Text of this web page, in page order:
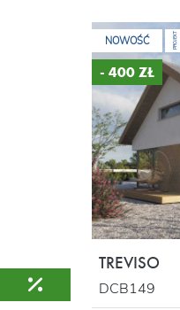
NOWOŚĆ PROJEKT
- 400 ZŁ
TREVISO
DCB149